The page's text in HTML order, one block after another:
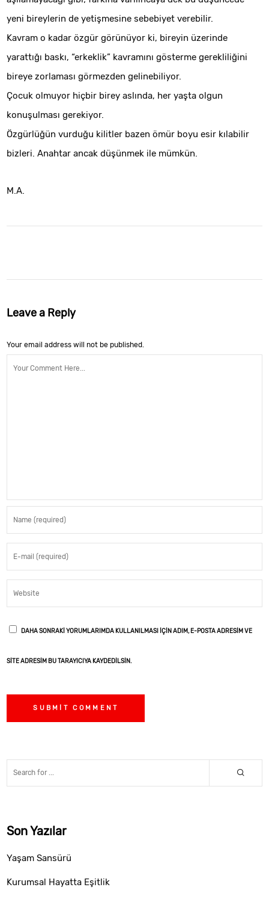
yeni bireylerin de yetişmesine sebebiyet verebilir.
Kavram o kadar özgür görünüyor ki, bireyin üzerinde
yarattığı baskı, “erkeklik” kavramını gösterme gerekliliğini
bireye zorlaması görmezden gelinebiliyor.
Çocuk olmuyor hiçbir birey aslında, her yaşta olgun
konuşulması gerekiyor.
Özgürlüğün vurduğu kilitler bazen ömür boyu esir kılabilir
bizleri. Anahtar ancak düşünmek ile mümkün.
M.A.
Leave a Reply
Your email address will not be published.
DAHA SONRAKI YORUMLARIMDA KULLANILMASI IÇIN ADIM, E-POSTA ADRESIM VE
SITE ADRESIM BU TARAYICIYA KAYDEDILSIN.
Son Yazılar
Yaşam Sansürü
Kurumsal Hayatta Eşitlik